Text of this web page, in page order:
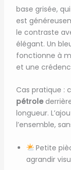
base grisée,
est
le contraste
élégant. Un
fonctionne à
et une
Cas pratique :
pétrole
longueur.
l’ensemble,
Petite
agrandir